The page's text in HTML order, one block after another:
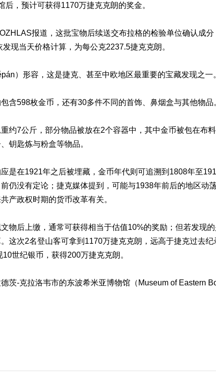
后，预计可获得1170万捷克克朗的奖金。
报道，这批宝物后续送交布拉格的检验单位确认成
现当天价格计算，为每公克2237.5捷克克朗。
）形容，这是捷克、甚至中欧地区最重要的宝藏发现之一
含598枚金币，还有30多件不同的首饰、鼻烟盒与其他物品
约7公斤，部分物品被放在2个容器中，其中金币被包在布
钥匙炼与粉盒等物品。
是在1921年之后被埋藏，金币年代则可追溯到1808年至
仍没有定论；捷克媒体提到，可能与1938年前后的地区动
产政权时期的货币改革有关。
物后上缴，通常可获得相当于估值10%的奖励；但若发现
这次2名登山客可拿到1170万捷克克朗，远高于捷克过去纪
世纪银币，获得200万捷克克朗。
茨-克拉洛韦市的东波希米亚博物馆（Museum of Eastern